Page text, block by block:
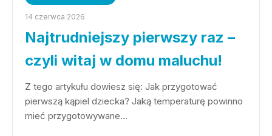
14 czerwca 2026
Najtrudniejszy pierwszy raz –
czyli witaj w domu maluchu!
Z tego artykułu dowiesz się: Jak przygotować
pierwszą kąpiel dziecka? Jaką temperaturę powinno
mieć przygotowywane…